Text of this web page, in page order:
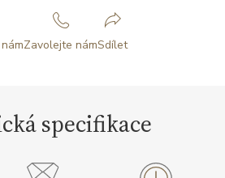
Zavolejte námSdílet
specifikace